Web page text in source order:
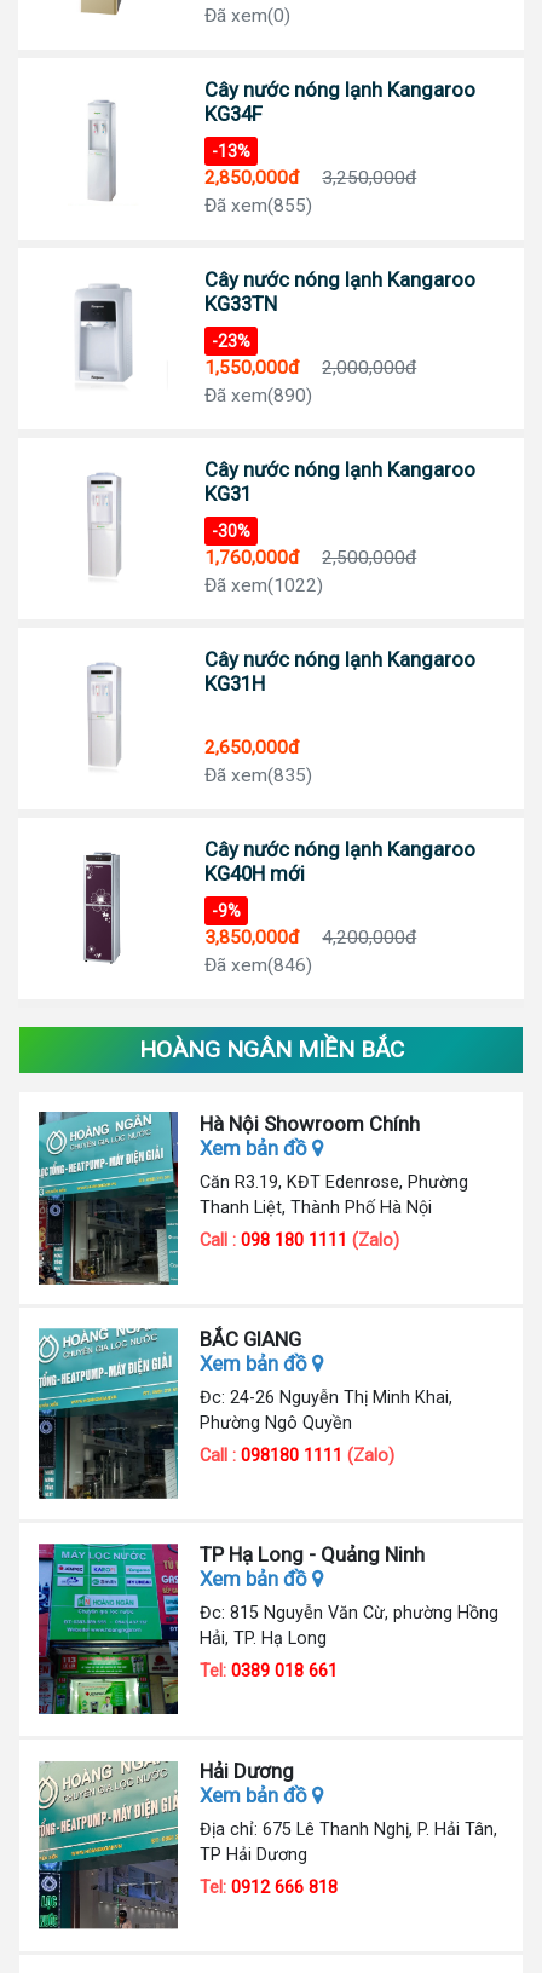
Đã xem(0)
Cây nước nóng lạnh Kangaroo
KG34F
-13%
2,850,000đ
3,250,000đ
Đã xem(855)
Cây nước nóng lạnh Kangaroo
KG33TN
-23%
1,550,000đ
2,000,000đ
Đã xem(890)
Cây nước nóng lạnh Kangaroo
KG31
-30%
1,760,000đ
2,500,000đ
Đã xem(1022)
Cây nước nóng lạnh Kangaroo
KG31H
2,650,000đ
Đã xem(835)
Cây nước nóng lạnh Kangaroo
KG40H mới
-9%
3,850,000đ
4,200,000đ
Đã xem(846)
HOÀNG NGÂN MIỀN BẮC
Hà Nội Showroom Chính
Xem bản đồ
Căn R3.19, KĐT Edenrose, Phường
Thanh Liệt, Thành Phố Hà Nội
Call :098 180 1111 (Zalo)
BẮC GIANG
Xem bản đồ
Đc: 24-26 Nguyễn Thị Minh Khai,
Phường Ngô Quyền
Call :098180 1111 (Zalo)
TP Hạ Long - Quảng Ninh
Xem bản đồ
Đc: 815 Nguyễn Văn Cừ, phường Hồng
Hải, TP. Hạ Long
Tel:0389 018 661
Hải Dương
Xem bản đồ
Địa chỉ: 675 Lê Thanh Nghị, P. Hải Tân,
TP Hải Dương
Tel:0912 666 818